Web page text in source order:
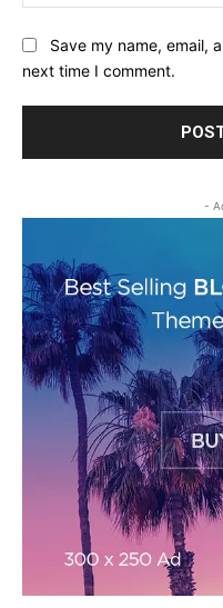
Save my name, email,
next time I comment.
-